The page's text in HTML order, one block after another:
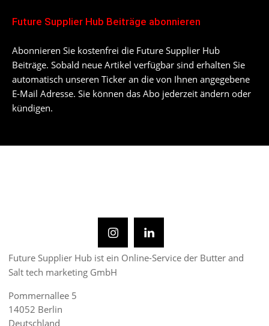
Future Supplier Hub Beiträge abonnieren
Abonnieren Sie kostenfrei die Future Supplier Hub
Beiträge. Sobald neue Artikel verfügbar sind erhalten Sie
automatisch unseren Ticker an die von Ihnen angegebene
E-Mail Adresse. Sie können das Abo jederzeit ändern oder
kündigen.
Future Supplier Hub ist ein Online-Service der Butter and
Salt tech marketing GmbH
14052 Berlin
Deutschland